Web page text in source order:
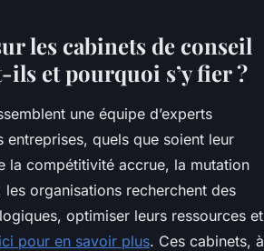
les cabinets de conseil
et pourquoi s’y fier ?
une équipe d’experts
entreprises, quels que soient leur
la compétitivité accrue, la mutation
organisations recherchent des
optimiser leurs ressources et
pour en savoir plus. Ces cabinets, à